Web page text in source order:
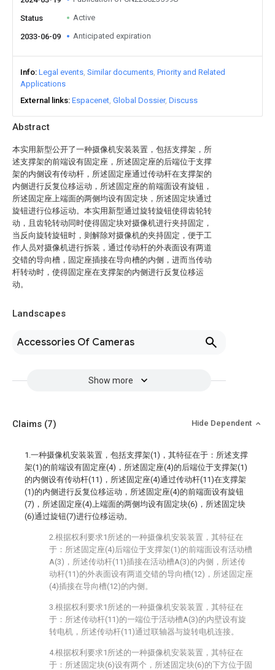
Abstract
本实用新型公开了一种摄像机安装装置，包括支撑架，所
述支撑架的前端设有固定座，所述固定座的后端位于支撑
架的内侧设有传动杆，所述固定座通过传动杆在支撑架的
内侧进行反复位移运动，所述固定座的前端面设有旋钮，
所述固定座上端面的两侧均设有固定块，所述固定块通过
旋钮进行位移运动。本实用新型通过旋转旋钮使得齿轮转
动，且齿轮转动同时使得固定块对摄像机进行夹持固定，
当反向旋转旋钮时，则解除对摄像机的夹持固定，便于工
作人员对摄像机进行拆装，通过传动杆的外表面设有两道
交错的导向槽，固定座插接在导向槽的内侧，进而当传动
杆转动时，使得固定座在支撑架的内侧进行反复位移运
动。
Landscapes
Accessories Of Cameras
Show more
Status Active
2033-06-09 Anticipated expiration
Info Legal events Similar documents Priority and Related
Applications
External links Espacenet Global Dossier Discuss
Claims (7) Hide Dependent
1.一种摄像机安装装置，包括支撑架(1)，其特征在于：所述支撑
架(1)的前端设有固定座(4)，所述固定座(4)的后端位于支撑架(1)
的内侧设有传动杆(11)，所述固定座(4)通过传动杆(11)在支撑架
(1)的内侧进行反复位移运动，所述固定座(4)的前端面设有旋钮
(7)，所述固定座(4)上端面的两侧均设有固定块(6)，所述固定块
(6)通过旋钮(7)进行位移运动。
2.根据权利要求1所述的一种摄像机安装装置，其特征在
于：所述固定座(4)后端位于支撑架(1)的前端面设有活动槽
A(3)，所述传动杆(11)插接在活动槽A(3)的内侧，所述传
动杆(11)的外表面设有两道交错的导向槽(12)，所述固定座
(4)插接在导向槽(12)的内侧。
3.根据权利要求1所述的一种摄像机安装装置，其特征在
于：所述传动杆(11)的一端位于活动槽A(3)的内壁设有旋
转电机，所述传动杆(11)通过联轴器与旋转电机连接。
4.根据权利要求1所述的一种摄像机安装装置，其特征在
于：所述固定块(6)设有两个，所述固定块(6)的下方位于固